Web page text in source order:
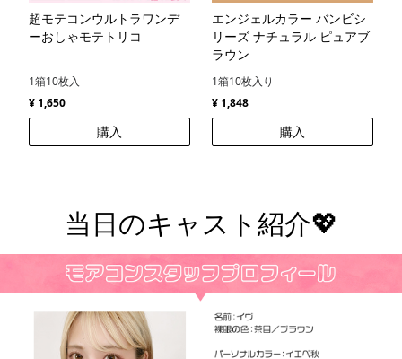
超モテコンウルトラワンデ
ーおしゃモテトリコ
1箱10枚入
¥ 1,650
購入
エンジェルカラー バンビシ
リーズ ナチュラル ピュアブ
ラウン
1箱10枚入り
¥ 1,848
購入
当日のキャスト紹介💖